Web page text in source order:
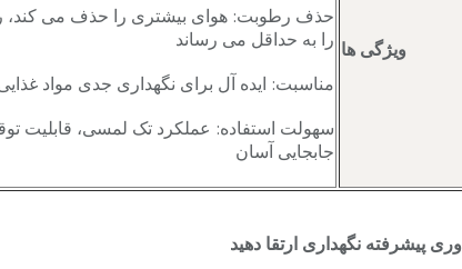
ویژگی ها
حذف رطوبت: هوای بیشتری را حذف می کند،
را به حداقل می رساند
مناسبت: ایده آل برای نگهداری جدی مواد غذایی و ذخیره سازی
سهولت استفاده: عملکرد تک لمسی، قابلیت
جابجایی آسان
پیشرفته نگهداری ارتقا دهید